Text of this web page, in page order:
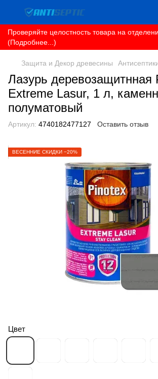
Проверяйте целостность товара на
(Подробнее...)
Защита и Декор древесины
Лазурь деревозащитнная
Extreme Lasur, 1 л,
полуматовый
Артикул: 4740182477127 Оставить отзыв
ВЕСЕННИЕ СКИДКИ −20%
Цвет